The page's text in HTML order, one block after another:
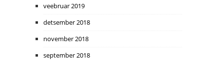
veebruar 2019
detsember 2018
november 2018
september 2018